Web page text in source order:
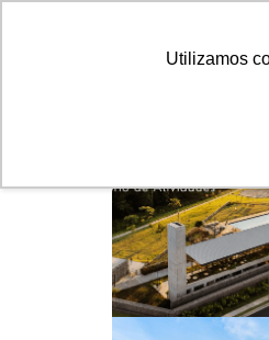
Utilizamos
SAÚDE